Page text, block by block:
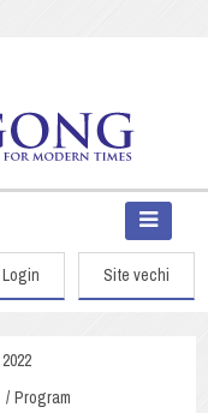
Login Site vechi
2022
Program